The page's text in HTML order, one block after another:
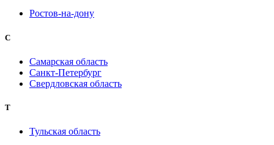
Ростов-на-дону
С
Самарская область
Санкт-Петербург
Свердловская область
Т
Тульская область